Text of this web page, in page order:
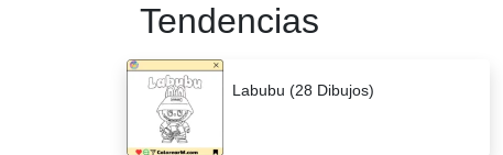
Tendencias
Labubu (28 Dibujos)